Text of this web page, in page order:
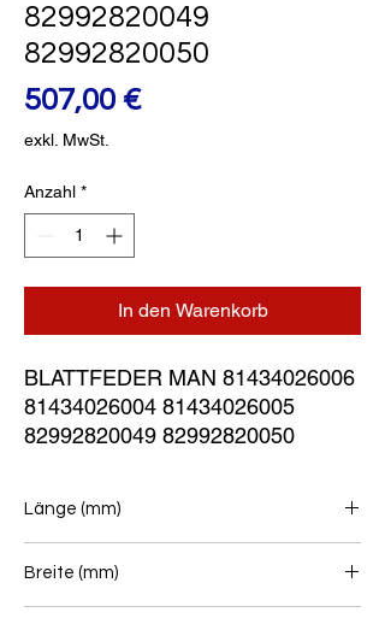
82992820049
82992820050
507,00 €Preis
exkl. MwSt.
Anzahl *
In den Warenkorb
BLATTFEDER MAN 81434026006
81434026004 81434026005
82992820049 82992820050
Länge (mm)
Breite (mm)